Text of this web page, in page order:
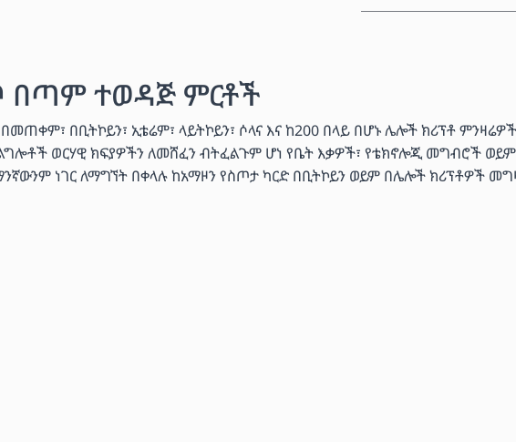
በጣም ተወዳጅ ምርቶች
በቢትኮይን፣ ኢቴሬም፣ ላይትኮይን፣ ሶላና እና ከ200 በላይ በሆኑ ሌሎች ክሪፕቶ
ወርሃዊ ክፍያዎችን ለመሸፈን ብትፈልጉም ሆነ የቤት እቃዎች፣ የቴክኖሎጂ መግብሮች
ነገር ለማግኘት በቀላሉ ከአማዞን የስጦታ ካርድ በቢትኮይን ወይም በሌሎች ክሪፕቶዎች